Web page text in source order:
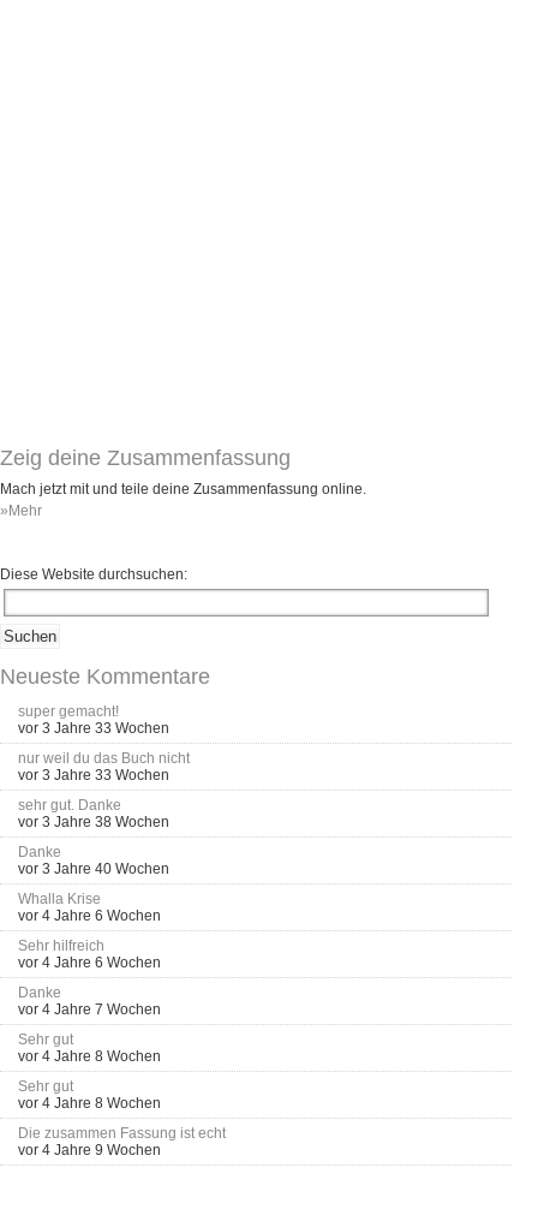
Zeig deine Zusammenfassung
Mach jetzt mit und teile deine Zusammenfassung online.
»Mehr
Diese Website durchsuchen:
Neueste Kommentare
super gemacht!
vor 3 Jahre 33 Wochen
nur weil du das Buch nicht
vor 3 Jahre 33 Wochen
sehr gut. Danke
vor 3 Jahre 38 Wochen
Danke
vor 3 Jahre 40 Wochen
Whalla Krise
vor 4 Jahre 6 Wochen
Sehr hilfreich
vor 4 Jahre 6 Wochen
Danke
vor 4 Jahre 7 Wochen
Sehr gut
vor 4 Jahre 8 Wochen
Sehr gut
vor 4 Jahre 8 Wochen
Die zusammen Fassung ist echt
vor 4 Jahre 9 Wochen